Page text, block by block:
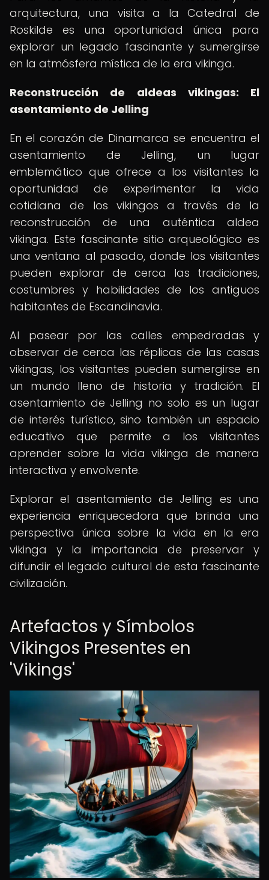
arquitectura, una visita a la Catedral de
Roskilde es una oportunidad única para
explorar un legado fascinante y sumergirse
en la atmósfera mística de la era vikinga.
Reconstrucción de aldeas vikingas: El
asentamiento de Jelling
En el corazón de Dinamarca se encuentra el
asentamiento de Jelling, un lugar
emblemático que ofrece a los visitantes la
oportunidad de experimentar la vida
cotidiana de los vikingos a través de la
reconstrucción de una auténtica aldea
vikinga. Este fascinante sitio arqueológico es
una ventana al pasado, donde los visitantes
pueden explorar de cerca las tradiciones,
costumbres y habilidades de los antiguos
habitantes de Escandinavia.
Al pasear por las calles empedradas y
observar de cerca las réplicas de las casas
vikingas, los visitantes pueden sumergirse en
un mundo lleno de historia y tradición. El
asentamiento de Jelling no solo es un lugar
de interés turístico, sino también un espacio
educativo que permite a los visitantes
aprender sobre la vida vikinga de manera
interactiva y envolvente.
Explorar el asentamiento de Jelling es una
experiencia enriquecedora que brinda una
perspectiva única sobre la vida en la era
vikinga y la importancia de preservar y
difundir el legado cultural de esta fascinante
civilización.
Artefactos y Símbolos
Vikingos Presentes en
'Vikings'